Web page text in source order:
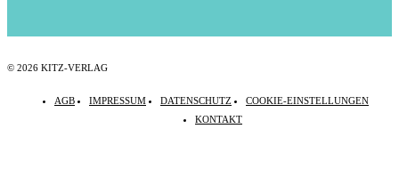
© 2026 KITZ-VERLAG
AGB IMPRESSUM DATENSCHUTZ
COOKIE-EINSTELLUNGEN
KONTAKT